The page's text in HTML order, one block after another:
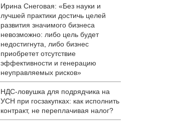
Ирина Снеговая: «Без науки и
лучшей практики достичь целей
развития значимого бизнеса
невозможно: либо цель будет
недостигнута, либо бизнес
приобретет отсутствие
эффективности и генерацию
неуправляемых рисков»
НДС-ловушка для подрядчика на
УСН при госзакупках: как исполнить
контракт, не переплачивая налог?